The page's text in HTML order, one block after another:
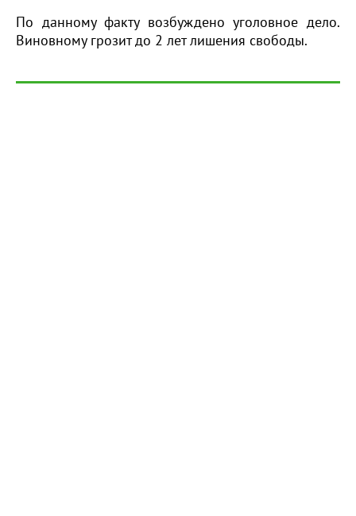
По данному факту возбуждено уголовное дело.
Виновному грозит до 2 лет лишения свободы.